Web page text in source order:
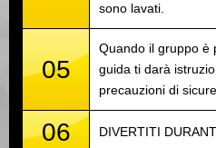
sono lavati.
05
Quando il gruppo è
guida ti darà
precauzioni di
06 DIVERTITI